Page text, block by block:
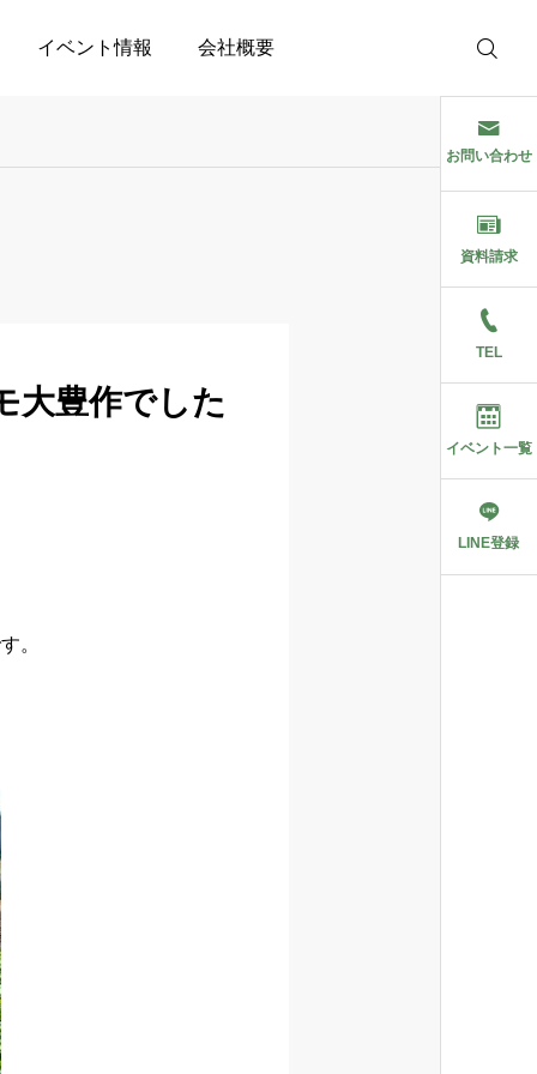
イベント情報 会社概要
お問い合わせ
資料請求
TEL
イベント一覧
LINE登録
大豊作でした
。